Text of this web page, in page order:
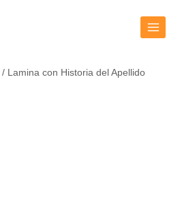
/ Lamina con Historia del Apellido